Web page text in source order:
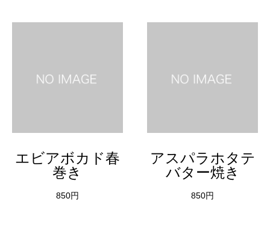
エビアボカド春
巻き
850円
アスパラホタテ
バター焼き
850円